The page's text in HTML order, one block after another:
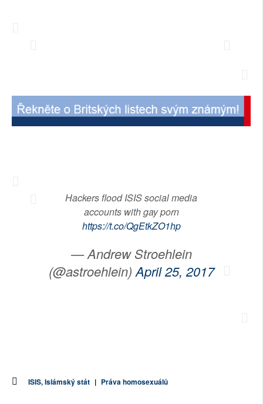
Hackers flood ISIS social media
accounts with gay porn
https://t.co/QgEtkZO1hp
— Andrew Stroehlein
(@astroehlein) April 25, 2017
ISIS, Islámský stát | Práva homosexuálů